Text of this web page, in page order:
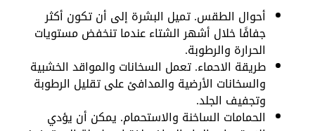
أحوال الطقس. تميل البشرة إلى أن تكون أكثر
جفافًا خلال أشهر الشتاء عندما تنخفض مستويات
الحرارة والرطوبة.
طريقة الاحماء. تعمل السخانات والمواقد الخشبية
والسخانات الأرضية والمدافئ على تقليل الرطوبة
وتجفيف الجلد.
الحمامات الساخنة والاستحمام. يمكن أن يؤدي